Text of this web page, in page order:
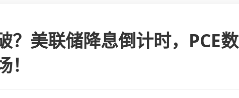
？美联储降息倒计时，PCE数